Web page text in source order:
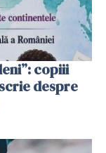
copiii
despre